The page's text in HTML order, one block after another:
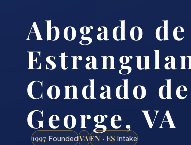
Abogado de
Condado
George, VA
1997 FoundedVAEN · ES Intake